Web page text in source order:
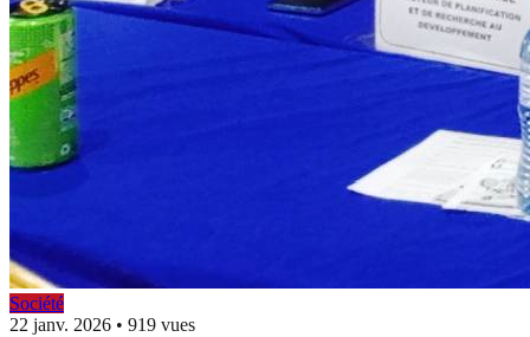
Société
22 janv. 2026 • 919 vues